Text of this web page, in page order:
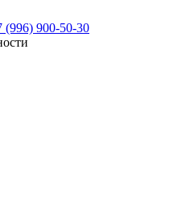
(996) 900-50-30